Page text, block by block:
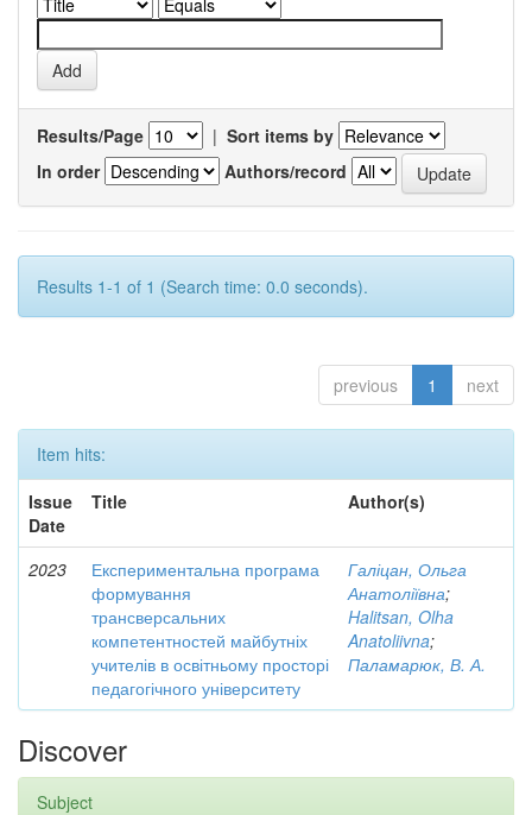
Results/Page | Sort items by
In order
Authors/record
Results 1-1 of 1 (Search time: 0.0 seconds).
previous 1 next
Item hits:
Issue
Date
Title Author(s)
2023
Експериментальна програма
формування
трансверсальних
компетентностей майбутніх
учителів в освітньому просторі
педагогічного університету
Галіцан, Ольга
Анатоліївна;
Halitsan, Olha
Anatoliivna;
Паламарюк, В. А.
Discover
Subject